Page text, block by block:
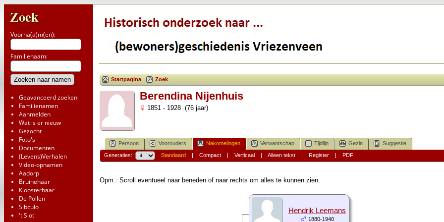
Zoek
Voorna(a)m(en):
Familienaam:
Geavanceerd zoeken
Familienamen
Aanmelden
Wat is er nieuw
Gezocht
Foto's
Documenten
(Levens)Verhalen
Video-opnamen
Aadorp
Bruinehaar
Kloosterhaar
De Pollen
Sibculo
't Slot
Startpagina Zoek
Berendina Nijenhuis
1851 - 1928 (76 jaar)
Persoon Voorouders Nakomelingen Verwantschap Tijdlijn Gezin Suggestie
Generaties: Standaard| Compact| Verticaal| Alleen tekst| Register| PDF
Opm.: Scroll eventueel naar beneden of naar rechts om alles te kunnen zien.
Hendrik Leemans
1880-1940